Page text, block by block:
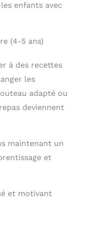
enfants avec
(4-5 ans)
à des recettes
les
adapté ou
deviennent
maintenant un
et
et motivant